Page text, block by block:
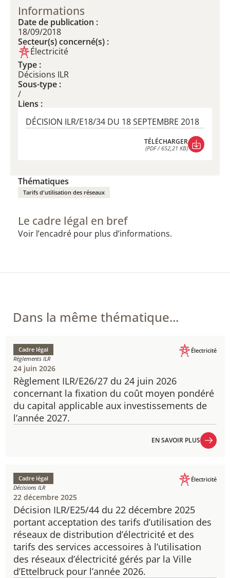
Informations
Date de publication :
18/09/2018
Secteur(s) concerné(s) :
Électricité
Type :
Décisions ILR
Sous-type :
/
Liens :
DÉCISION ILR/E18/34 DU 18 SEPTEMBRE 2018
TÉLÉCHARGER
(PDF / 652,21 KB)
Thématiques
Tarifs d'utilisation des réseaux
Le cadre légal en bref
Voir l’encadré pour plus d’informations.
Dans la même thématique...
Règlement ILR/E26/27 du 24 juin 2026
concernant la fixation du coût moyen pondéré
du capital applicable aux investissements de
l’année 2027.
Cadre légal
Règlements ILR
Électricité
24 juin 2026
EN SAVOIR PLUS
Décision ILR/E25/44 du 22 décembre 2025
portant acceptation des tarifs d’utilisation des
réseaux de distribution d’électricité et des
tarifs des services accessoires à l’utilisation
des réseaux d’électricité gérés par la Ville
d’Ettelbruck pour l’année 2026.
Cadre légal
Décisions ILR
Électricité
22 décembre 2025